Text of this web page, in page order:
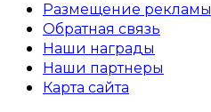
Размещение рекламы
Обратная связь
Наши награды
Наши партнеры
Карта сайта